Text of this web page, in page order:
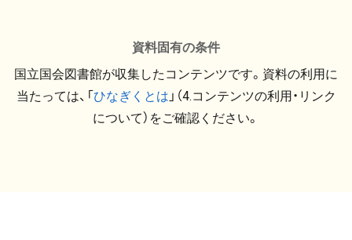
資料固有の条件
国立国会図書館が収集したコンテンツです。資料の利用に
当たっては、「ひなぎくとは 」（4.コンテンツの利用・リンク
について）をご確認ください。